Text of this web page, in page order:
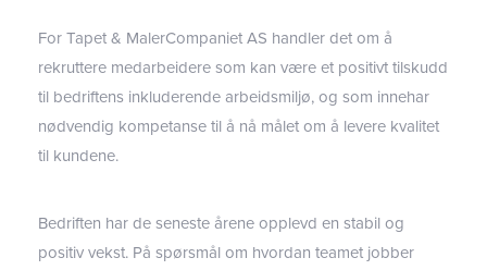
For Tapet & MalerCompaniet AS handler det om å
rekruttere medarbeidere som kan være et positivt tilskudd
til bedriftens inkluderende arbeidsmiljø, og som innehar
nødvendig kompetanse til å nå målet om å levere kvalitet
til kundene.
Bedriften har de seneste årene opplevd en stabil og
positiv vekst. På spørsmål om hvordan teamet jobber